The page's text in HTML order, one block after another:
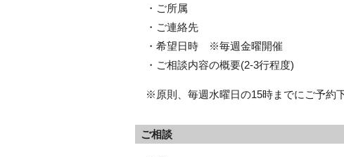
・ご所属
・ご連絡先
・希望日時 ※毎週金曜開催
・ご相談内容の概要(2-3行程度)
※原則、毎週水曜日の15時までにご予約下
ご相談